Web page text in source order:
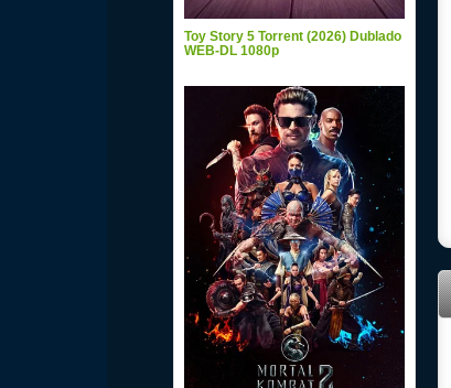
Toy Story 5 Torrent (2026) Dublado
WEB-DL 1080p